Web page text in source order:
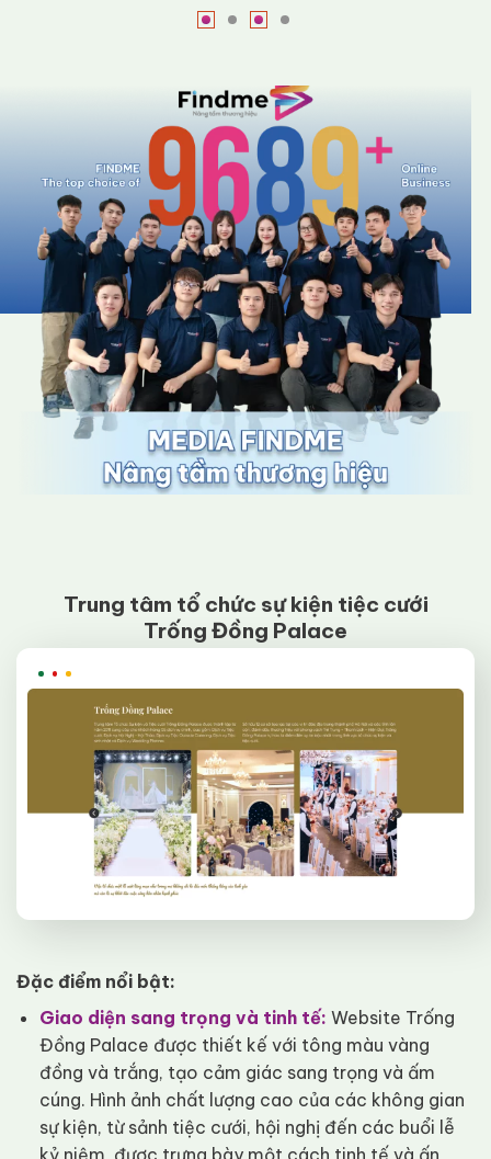
21.800.000VNĐ
THIẾT KẾ RIÊNG GIAO DIỆN 5 MẶT TRANG PC
THIẾT KẾ RIÊNG GIAO DIỆN5 MẶT TRANG
MOBILE
Phát triển và xây dựng trang web mới dựa theo
thiết kế
Tặng 2 Banner + 1 Logo
Tốc độ tải trang < 2s
Miễn phí bảo mật SSL
Tặng kèm 1 năm tên miền .COM trị giá 300.000
Tặng Full Plugin bản quyền
Hỗ trợ trọn đời, bàn giao Full quyền
Liên hệ ngay
Trung tâm tổ chức sự kiện tiệc cưới
Trống Đồng Palace
Đặc điểm nổi bật:
Giao diện sang trọng và tinh tế: Website Trống
Đồng Palace được thiết kế với tông màu vàng
đồng và trắng, tạo cảm giác sang trọng và ấm
cúng. Hình ảnh chất lượng cao của các không gian
sự kiện, từ sảnh tiệc cưới, hội nghị đến các buổi lễ